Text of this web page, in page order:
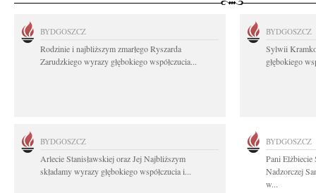
BYDGOSZCZ
Rodzinie i najbliższym zmarłego Ryszarda
Zarudzkiego wyrazy głębokiego współczucia...
BYDGOSZCZ
Sylwii
głębokiego
BYDGOSZCZ
Arlecie Stanisławskiej oraz Jej Najbliższym
składamy wyrazy głębokiego współczucia i...
BYDGOSZCZ
Pani
Nadzorczej
w...